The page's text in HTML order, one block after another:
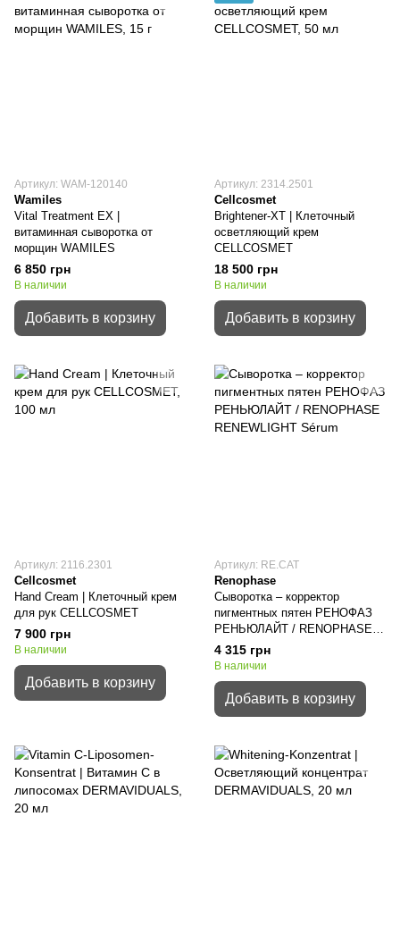
Артикул: WAM-120140
Wamiles
Vital Treatment ЕХ |
витаминная сыворотка от
морщин WAMILES
6 850 грн
В наличии
Добавить в корзину
Артикул: 2314.2501
Cellcosmet
Brightener-XT | Клеточный
осветляющий крем
CELLCOSMET
18 500 грн
В наличии
Добавить в корзину
Артикул: 2116.2301
Cellcosmet
Hand Cream | Клеточный крем
для рук CELLCOSMET
7 900 грн
В наличии
Добавить в корзину
Артикул: RE.CAT
Renophase
Сыворотка – корректор
пигментных пятен РЕНОФАЗ
РЕНЬЮЛАЙТ / RENOPHASE
RENEWLIGHT Sérum
4 315 грн
В наличии
Добавить в корзину